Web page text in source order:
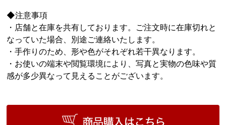
◆注意事項
・店舗と在庫を共有しております。ご注文時に在庫切れと
なっていた場合、別途ご連絡いたします。
・手作りのため、形や色がそれぞれ若干異なります。
・お使いの端末や閲覧環境により、写真と実物の色味や質
感が多少異なって見えることがございます。